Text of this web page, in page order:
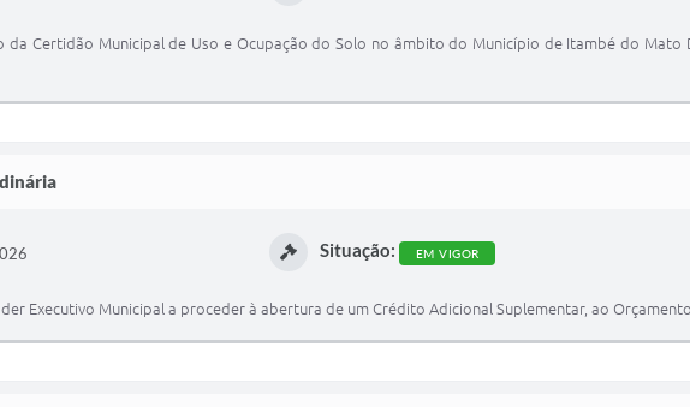
da Certidão Municipal de Uso e Ocupação do Solo no âmbito do Município de Itambé do
Situação: EM VIGOR
Executivo Municipal a proceder à abertura de um Crédito Adicional Suplementar, ao